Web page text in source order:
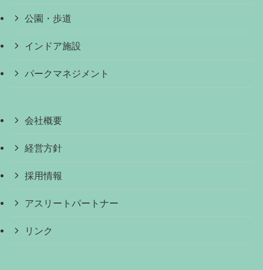
公園・歩道
インドア施設
パークマネジメント
会社概要
経営方針
採用情報
アスリートパートナー
リンク